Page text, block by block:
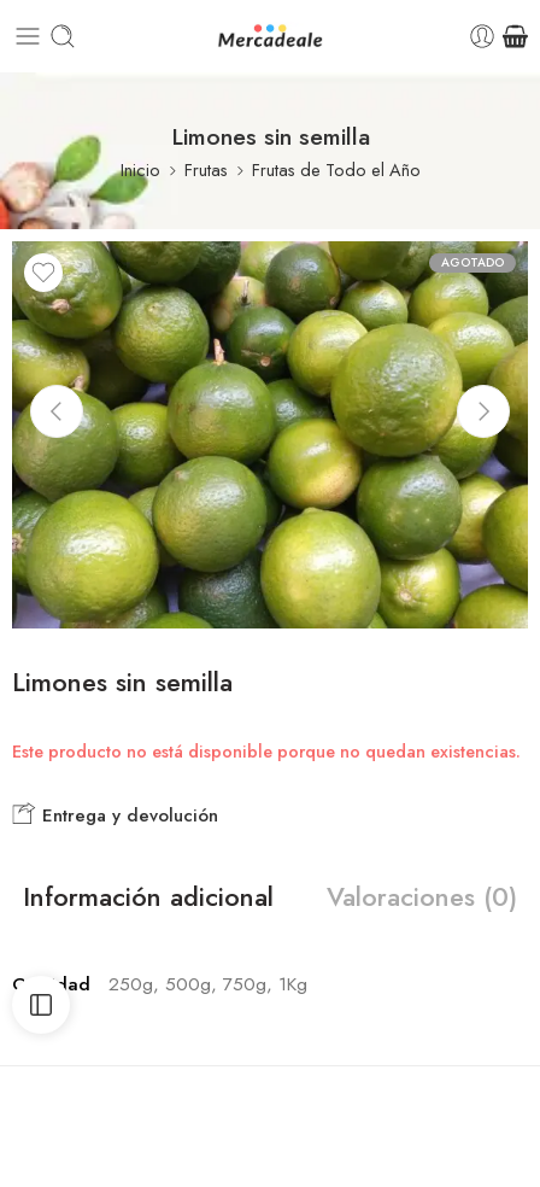
Limones sin semilla
Inicio Frutas Frutas de Todo el Año
AGOTADO
Limones sin semilla
Este producto no está disponible porque no quedan existencias.
Entrega y devolución
Información adicional Valoraciones (0)
Cantidad 250g, 500g, 750g, 1Kg